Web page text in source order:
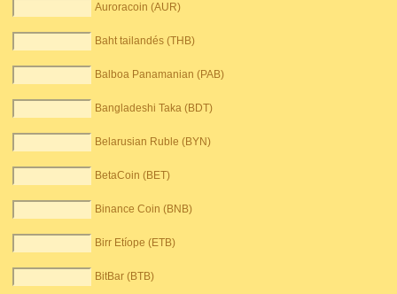
Auroracoin (AUR)
Baht tailandés (THB)
Balboa Panamanian (PAB)
Bangladeshi Taka (BDT)
Belarusian Ruble (BYN)
BetaCoin (BET)
Binance Coin (BNB)
Birr Etíope (ETB)
BitBar (BTB)